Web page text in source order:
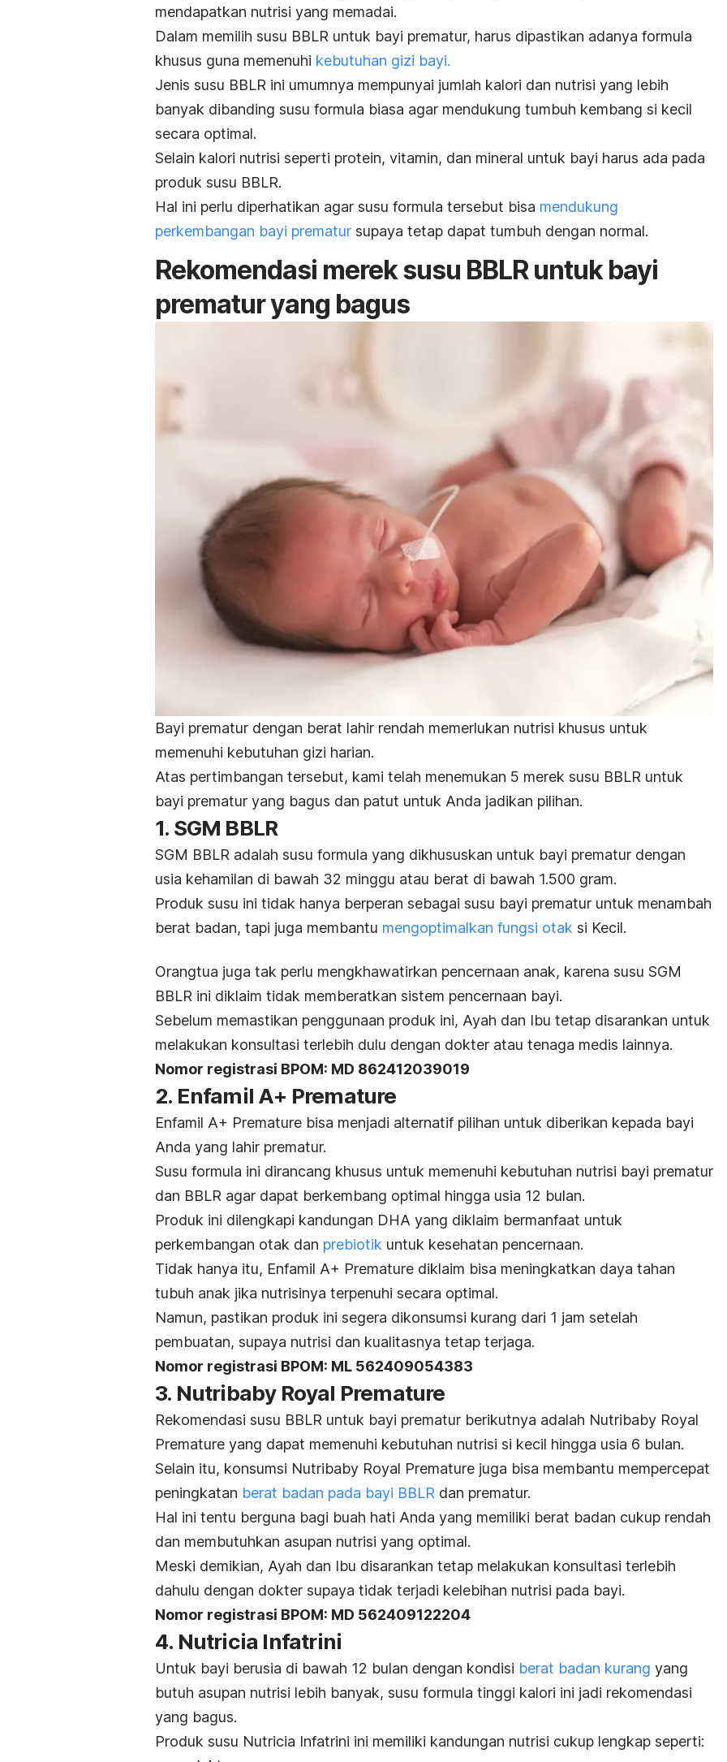
mendapatkan nutrisi yang memadai.
Dalam memilih susu BBLR untuk bayi prematur, harus dipastikan adanya formula
khusus guna memenuhi kebutuhan gizi bayi.
Jenis susu BBLR ini umumnya mempunyai jumlah kalori dan nutrisi yang lebih
banyak dibanding susu formula biasa agar mendukung tumbuh kembang si kecil
secara optimal.
Selain kalori nutrisi seperti protein, vitamin, dan mineral untuk bayi harus ada pada
produk susu BBLR.
Hal ini perlu diperhatikan agar susu formula tersebut bisa mendukung
perkembangan bayi prematur supaya tetap dapat tumbuh dengan normal.
Rekomendasi merek susu BBLR untuk bayi
prematur yang bagus
Bayi prematur dengan berat lahir rendah memerlukan nutrisi khusus untuk
memenuhi kebutuhan gizi harian.
Atas pertimbangan tersebut, kami telah menemukan 5 merek susu BBLR untuk
bayi prematur yang bagus dan patut untuk Anda jadikan pilihan.
1. SGM BBLR
SGM BBLR adalah susu formula yang dikhususkan untuk bayi prematur dengan
usia kehamilan di bawah 32 minggu atau berat di bawah 1.500 gram.
Produk susu ini tidak hanya berperan sebagai susu bayi prematur untuk menambah
berat badan, tapi juga membantu mengoptimalkan fungsi otak si Kecil.
Orangtua juga tak perlu mengkhawatirkan pencernaan anak, karena susu SGM
BBLR ini diklaim tidak memberatkan sistem pencernaan bayi.
Sebelum memastikan penggunaan produk ini, Ayah dan Ibu tetap disarankan untuk
melakukan konsultasi terlebih dulu dengan dokter atau tenaga medis lainnya.
Nomor registrasi BPOM: MD 862412039019
2. Enfamil A+ Premature
Enfamil A+ Premature bisa menjadi alternatif pilihan untuk diberikan kepada bayi
Anda yang lahir prematur.
Susu formula ini dirancang khusus untuk memenuhi kebutuhan nutrisi bayi prematur
dan BBLR agar dapat berkembang optimal hingga usia 12 bulan.
Produk ini dilengkapi kandungan DHA yang diklaim bermanfaat untuk
perkembangan otak dan prebiotik untuk kesehatan pencernaan.
Tidak hanya itu, Enfamil A+ Premature diklaim bisa meningkatkan daya tahan
tubuh anak jika nutrisinya terpenuhi secara optimal.
Namun, pastikan produk ini segera dikonsumsi kurang dari 1 jam setelah
pembuatan, supaya nutrisi dan kualitasnya tetap terjaga.
Nomor registrasi BPOM: ML 562409054383
3. Nutribaby Royal Premature
Rekomendasi susu BBLR untuk bayi prematur berikutnya adalah Nutribaby Royal
Premature yang dapat memenuhi kebutuhan nutrisi si kecil hingga usia 6 bulan.
Selain itu, konsumsi Nutribaby Royal Premature juga bisa membantu mempercepat
peningkatan berat badan pada bayi BBLR dan prematur.
Hal ini tentu berguna bagi buah hati Anda yang memiliki berat badan cukup rendah
dan membutuhkan asupan nutrisi yang optimal.
Meski demikian, Ayah dan Ibu disarankan tetap melakukan konsultasi terlebih
dahulu dengan dokter supaya tidak terjadi kelebihan nutrisi pada bayi.
Nomor registrasi BPOM: MD 562409122204
4. Nutricia Infatrini
Untuk bayi berusia di bawah 12 bulan dengan kondisi berat badan kurang yang
butuh asupan nutrisi lebih banyak, susu formula tinggi kalori ini jadi rekomendasi
yang bagus.
Produk susu Nutricia Infatrini ini memiliki kandungan nutrisi cukup lengkap seperti: